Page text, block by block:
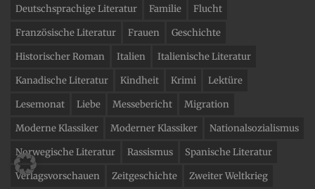
Deutschsprachige Literatur
Familie
Flucht
Französische Literatur
Frauen
Geschichte
Historischer Roman
Italien
Italienische Literatur
Kanadische Literatur
Kindheit Krimi
Lektüre
Lesemonat
Liebe Messebericht
Migration
Moderne Klassiker
Moderner Klassiker
Nationalsozialismus
Norwegische Literatur
Rassismus
Spanische Literatur
Verlagsvorschauen
Zeitgeschichte Zweiter Weltkrieg